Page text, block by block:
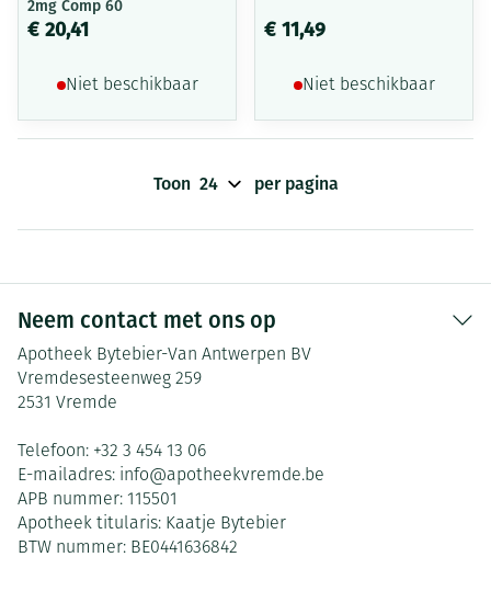
2mg Comp 60
€ 20,41
Niet beschikbaar
€ 11,49
Niet beschikbaar
Toon per pagina
Neem contact met ons op
Apotheek Bytebier-Van Antwerpen BV
Vremdesesteenweg 259
2531 Vremde
Telefoon: +32 3 454 13 06
E-mailadres: info@apotheekvremde.be
APB nummer: 115501
Apotheek titularis: Kaatje Bytebier
BTW nummer: BE0441636842